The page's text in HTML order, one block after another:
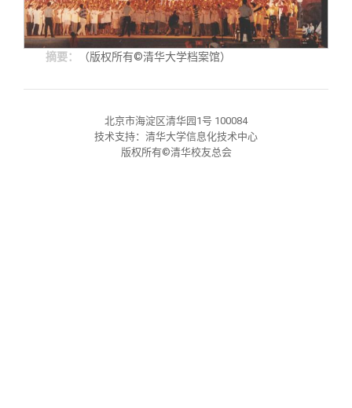
捐赠方法
义工计划
我要订阅
新媒体平台
清华故事
青春风采
校友讲坛
终身学习
信息化服务
实用信息
校友总会
总会简介
总会章程
关闭
摘要： （版权所有©清华大学档案馆）
北京市海淀区清华园1号 100084
技术支持：清华大学信息化技术中心
版权所有©清华校友总会